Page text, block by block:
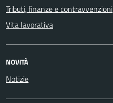
Tributi, finanze e contravvenzioni
Vita lavorativa
NOVITÀ
Notizie